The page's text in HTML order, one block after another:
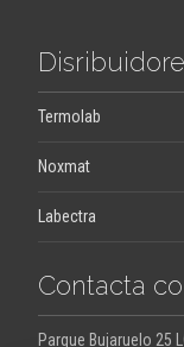
Termolab
Noxmat
Labectra
Contacta
Parque Bujaruelo 25